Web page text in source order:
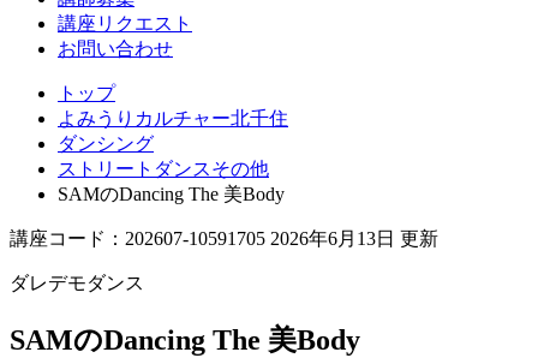
講座リクエスト
お問い合わせ
トップ
よみうりカルチャー北千住
ダンシング
ストリートダンスその他
SAMのDancing The 美Body
講座コード：202607-10591705 2026年6月13日 更新
ダレデモダンス
SAMのDancing The 美Body